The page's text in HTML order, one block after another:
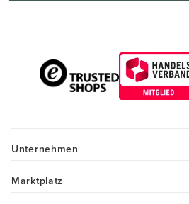
Unternehmen
Marktplatz